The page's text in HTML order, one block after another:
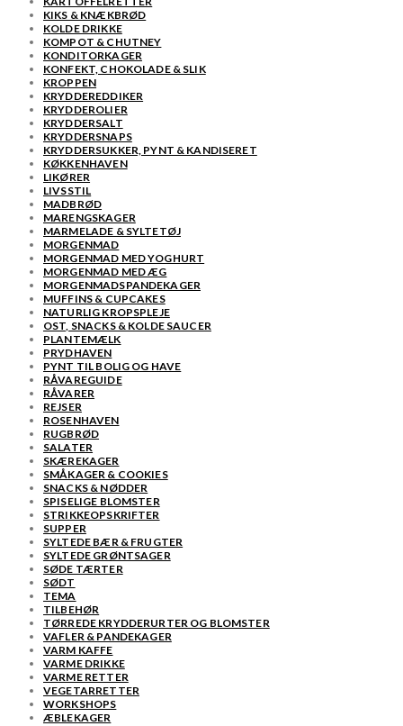
KIKS & KNÆKBRØD
KOLDE DRIKKE
KOMPOT & CHUTNEY
KONDITORKAGER
KONFEKT, CHOKOLADE & SLIK
KROPPEN
KRYDDEREDDIKER
KRYDDEROLIER
KRYDDERSALT
KRYDDERSNAPS
KRYDDERSUKKER, PYNT & KANDISERET
KØKKENHAVEN
LIKØRER
LIVSSTIL
MADBRØD
MARENGSKAGER
MARMELADE & SYLTETØJ
MORGENMAD
MORGENMAD MED YOGHURT
MORGENMAD MED ÆG
MORGENMADSPANDEKAGER
MUFFINS & CUPCAKES
NATURLIG KROPSPLEJE
OST, SNACKS & KOLDE SAUCER
PLANTEMÆLK
PRYDHAVEN
PYNT TIL BOLIG OG HAVE
RÅVAREGUIDE
RÅVARER
REJSER
ROSENHAVEN
RUGBRØD
SALATER
SKÆREKAGER
SMÅKAGER & COOKIES
SNACKS & NØDDER
SPISELIGE BLOMSTER
STRIKKEOPSKRIFTER
SUPPER
SYLTEDE BÆR & FRUGTER
SYLTEDE GRØNTSAGER
SØDE TÆRTER
SØDT
TEMA
TILBEHØR
TØRREDE KRYDDERURTER OG BLOMSTER
VAFLER & PANDEKAGER
VARM KAFFE
VARME DRIKKE
VARME RETTER
VEGETARRETTER
WORKSHOPS
ÆBLEKAGER